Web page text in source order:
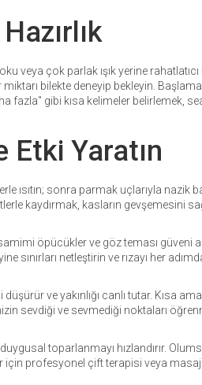
veya çok parlak ışık yerine rahatlatıcı
bilekte deneyip bekleyin.
fazla" gibi kısa kelimeler belirlemek,
Yaratın
ısıtın; sonra parmak uçlarıyla nazik
kaydırmak, kasların gevşemesini
öpücükler ve göz teması güveni
netleştirin ve rızayı her
ve yakınlığı canlı tutar. Kısa ama
sevdiği ve sevmediği noktaları
toparlanmayı hızlandırır.
için profesyonel çift terapisi veya